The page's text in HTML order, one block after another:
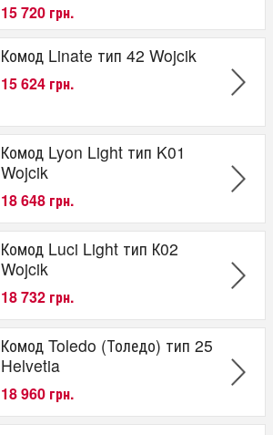
15 720 грн.
Комод Linate тип 42 Wojcik
15 624 грн.
Комод Lyon Light тип K01
Wojcik
18 648 грн.
Комод Luci Light тип К02
Wojcik
18 732 грн.
Комод Toledo (Толедо) тип 25
Helvetia
18 960 грн.